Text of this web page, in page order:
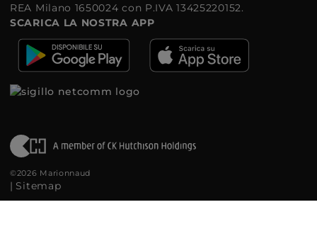
REA Milano 1650024 con P.IVA 13425220152.
SCARICA LA NOSTRA APP
©2026 Marionnaud
| Sitemap